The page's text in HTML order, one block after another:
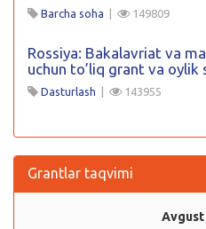
Barcha soha | 149809
Rossiya: Bakalavriat va
uchun to’liq grant va oylik
Dasturlash | 143955
Grantlar taqvimi
Avgust